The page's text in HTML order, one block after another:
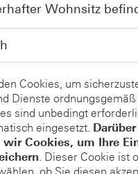
Wohnsitz
Cookies, um
Dienste
sind unbedingt
eingesetzt.
wir Cookies, um Ihre
. Dieser Cookie ist